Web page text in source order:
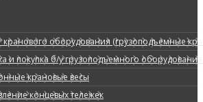
кранового оборудования (грузоподъемные
и покупка б/у грузоподъемного оборудования
крановые весы
концевых тележек